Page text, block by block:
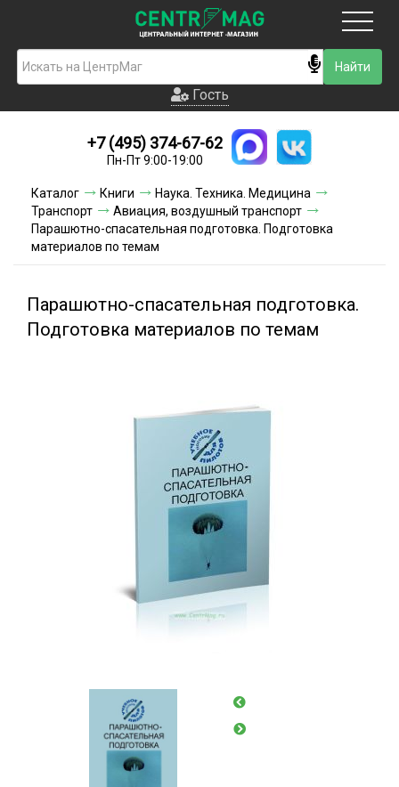
Гость
Новинки
Условия доставки
Условия оплаты
Акции и скидки
Гость
+7 (495) 374-67-62
Пн-Пт 9:00-19:00
Каталог Книги
Наука. Техника. Медицина
Транспорт
Авиация, воздушный транспорт
Парашютно-спасательная подготовка. Подготовка
материалов по темам
Парашютно-спасательная подготовка.
Подготовка материалов по темам